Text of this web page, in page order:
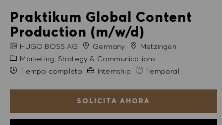
Praktikum Global Content
Production (m/w/d)
NOMBRE DE LA EMPRESA
HUGO BOSS AG Germany Ciudad
Metzingen
Categoría
Marketing, Strategy & Communications
Tiempo completo Experiencia necesaria
Internship Temporal
SOLICITA AHORA